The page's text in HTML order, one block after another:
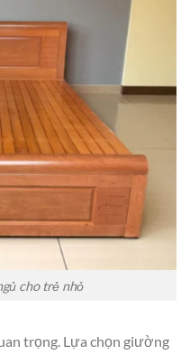
cho trẻ nhỏ
trọng. Lựa chọn giường